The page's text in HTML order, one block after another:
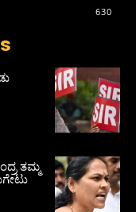
630
ತಮ್ಮ